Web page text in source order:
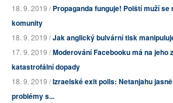
18. 9. 2019 /Propaganda funguje! Polští muží se
komunity
18. 9. 2019 /Jak anglický bulvární tisk
17. 9. 2019 /Moderování Facebooku má na jeho
katastrofální dopady
18. 9. 2019 /Izraelské exit polls: Netanjahu
problémy s...